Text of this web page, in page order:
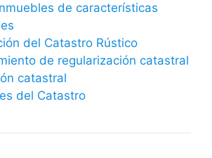
de características
del Catastro Rústico
de regularización catastral
catastral
del Catastro